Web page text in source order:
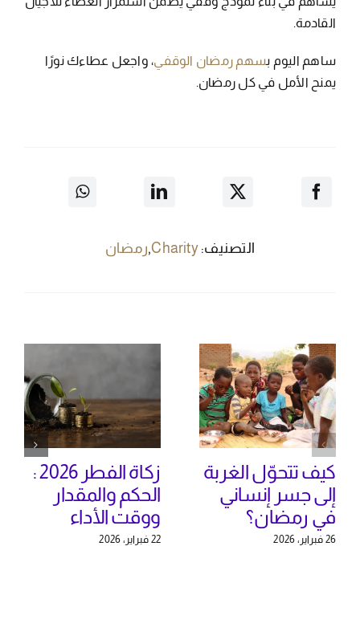
القادمة.
ساهم اليوم بسهم رمضان الوقفي، واجعل عطاءك نورًا
يمنح الأمل في كل رمضان.
التصنيف:Charity
,رمضان
كيف تتحوّل الغربة
إلى جسر إنساني
في رمضان؟
26 فبراير، 2026
زكاة الفطر 2026 :
الحكم والمقدار
ووقت الأداء
22 فبراير، 2026